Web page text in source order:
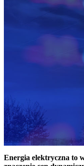
Energia elektryczna to